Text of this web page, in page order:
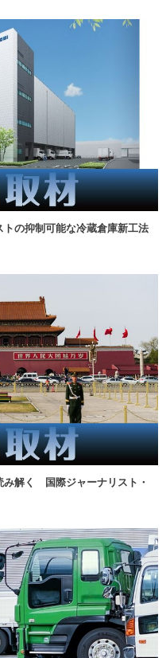
トの抑制可能な冷蔵倉庫新工法
み解く 国際ジャーナリスト・